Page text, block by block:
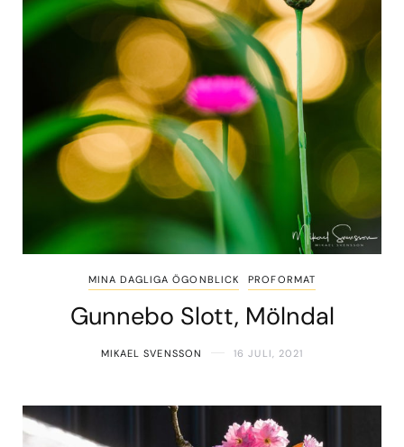
MINA DAGLIGA ÖGONBLICK PROFORMAT
Gunnebo Slott, Mölndal
MIKAEL SVENSSON 16 JULI, 2021